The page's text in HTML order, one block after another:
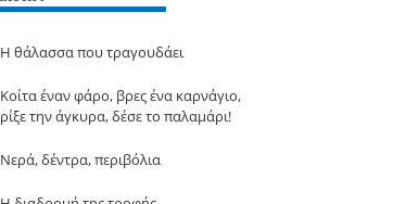
Η θάλασσα που τραγουδάει
Κοίτα έναν φάρο, βρες ένα καρνάγιο,
ρίξε την άγκυρα, δέσε το παλαμάρι!
Νερά, δέντρα, περιβόλια